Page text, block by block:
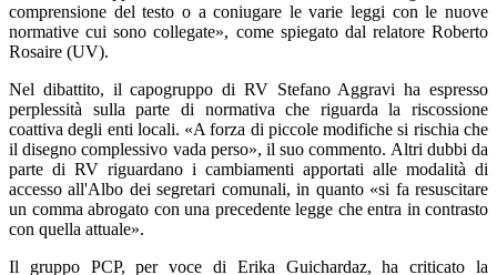
comprensione del testo o a coniugare le varie leggi con le nuove
normative cui sono collegate», come spiegato dal relatore Roberto
Rosaire (UV).
Nel dibattito, il capogruppo di RV Stefano Aggravi ha espresso
perplessità sulla parte di normativa che riguarda la riscossione
coattiva degli enti locali. «A forza di piccole modifiche si rischia che
il disegno complessivo vada perso», il suo commento. Altri dubbi da
parte di RV riguardano i cambiamenti apportati alle modalità di
accesso all'Albo dei segretari comunali, in quanto «si fa resuscitare
un comma abrogato con una precedente legge che entra in contrasto
con quella attuale».
Il gruppo PCP, per voce di Erika Guichardaz, ha criticato la